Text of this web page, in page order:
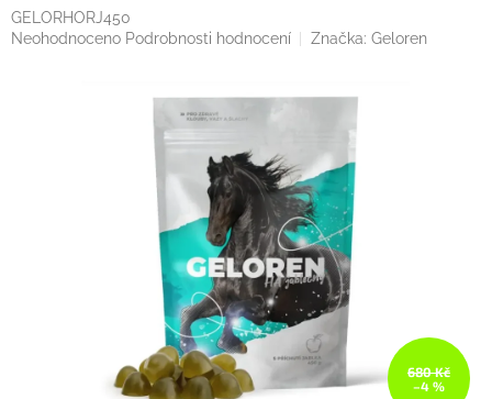
GELORHORJ450
Průměrné
Neohodnoceno Podrobnosti hodnocení Značka: Geloren
680 Kč
–4 %